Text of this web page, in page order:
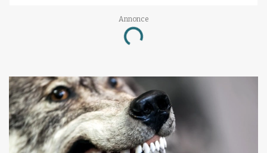
Annonce
Loading...